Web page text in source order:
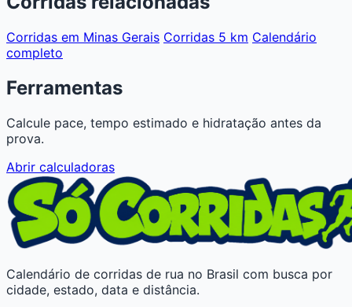
Corridas em Minas Gerais Corridas 5 km Calendário
completo
Ferramentas
Calcule pace, tempo estimado e hidratação antes da
prova.
Abrir calculadoras
Calendário de corridas de rua no Brasil com busca por
cidade, estado, data e distância.